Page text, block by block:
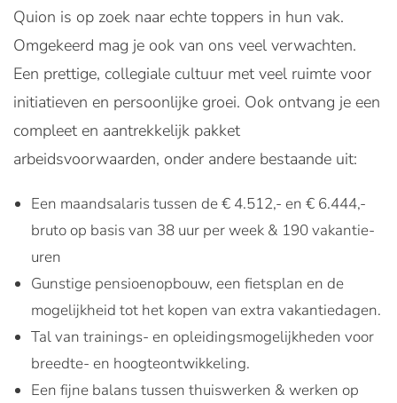
Quion is op zoek naar echte toppers in hun vak.
Omgekeerd mag je ook van ons veel verwachten.
Een prettige, collegiale cultuur met veel ruimte voor
initiatieven en persoonlijke groei. Ook ontvang je een
compleet en aantrekkelijk pakket
arbeidsvoorwaarden, onder andere bestaande uit:
Een maandsalaris tussen de € 4.512,- en € 6.444,-
bruto op basis van 38 uur per week & 190 vakantie-
uren
Gunstige pensioenopbouw, een fietsplan en de
mogelijkheid tot het kopen van extra vakantiedagen.
Tal van trainings- en opleidingsmogelijkheden voor
breedte- en hoogteontwikkeling.
Een fijne balans tussen thuiswerken & werken op